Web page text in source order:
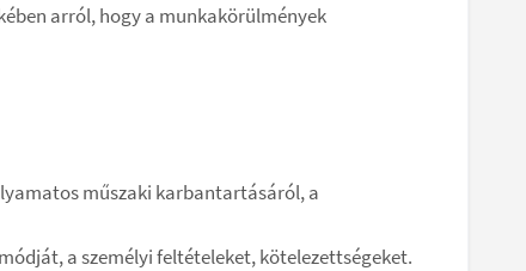
arról, hogy a munkakörülmények
műszaki karbantartásáról, a
a személyi feltételeket, kötelezettségeket.